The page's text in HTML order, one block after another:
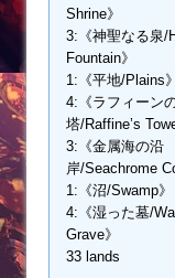
Shrine》
3:《神聖なる泉/
Fountain》
1:《平地/Plains》
4:《ラフィーン
塔/Raffine’s
3:《金属海の沿
岸/Seachrome
1:《沼/Swamp》
4:《湿った墓/
Grave》
33 lands